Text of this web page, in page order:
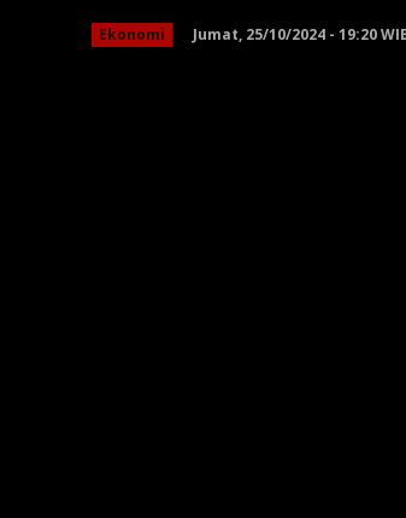
Ekonomi Jumat, 25/10/2024 - 19:20